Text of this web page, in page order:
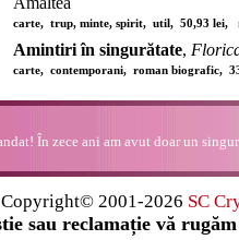
carte, trup, minte, spirit, util, 50,93 lei,
Amintiri în singurătate,
carte, contemporani, roman biografic,
În zece ani am avut doar un
Copyright© 2001-2026 SC
sau reclamație vă